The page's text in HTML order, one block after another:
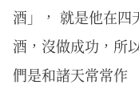
酒」， 就是他在四
酒，沒做成功，所
們是和諸天常常作